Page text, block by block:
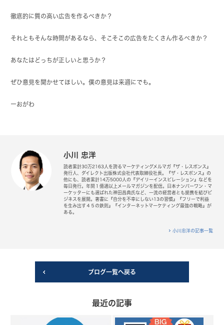
徹底的に質の高い広告を作るべきか？
それともそんな時間があるなら、そこそこの広告をたくさん作るべきか？
あなたはどっちが正しいと思うか？
ぜひ意見を聞かせてほしい。僕の意見は来週にでも。
ーおがわ
小川 忠洋
読者累計30万2163人を誇るマーケティングメルマガ『ザ・レスポンス』
発行人、ダイレクト出版株式会社代表取締役社長。『ザ・レスポンス』の
他にも、読者累計14万5000人の『デイリーインスピレーション』などを
毎日発行。年間１億通以上メールマガジンを配信。日本ナンバーワン・マ
ーケッターにも選ばれた神田昌典氏など、一流の経営者とも提携を結びビ
ジネスを展開。著書に『自分を不幸にしない13の習慣』『フリーで利益
を生み出す４５の鉄則』『インターネットマーケティング最強の戦略』が
ある。
小川忠洋の記事一覧
ブログ一覧へ戻る
最近の記事